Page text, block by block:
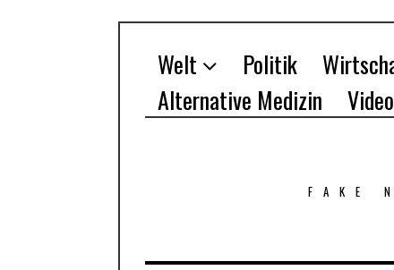
Welt Politik
Alternative Medizin
FAKE